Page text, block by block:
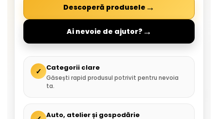
Descoperă produsele →
Ai nevoie de ajutor? →
✓ Categorii clare
Găsești rapid produsul potrivit pentru nevoia
ta.
Auto, atelier și gospodărie